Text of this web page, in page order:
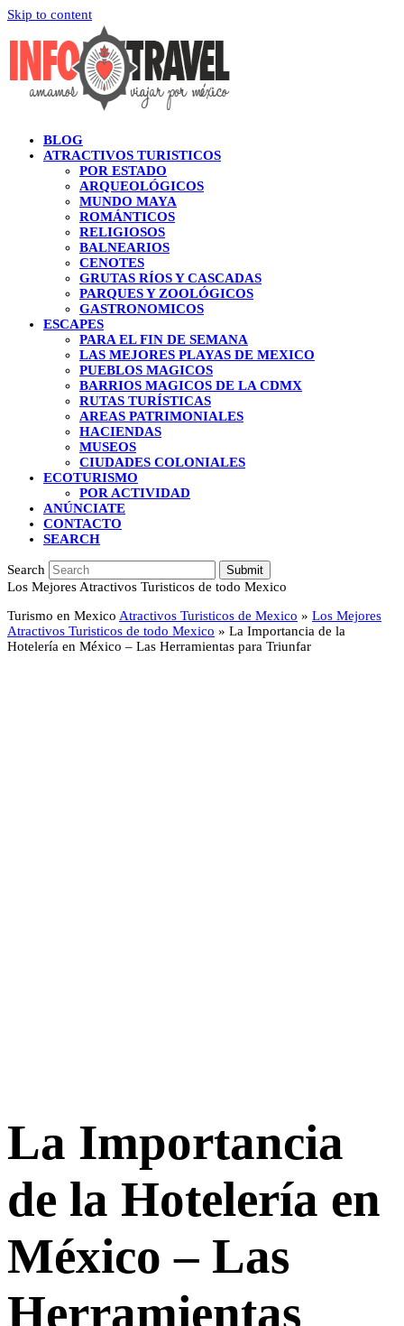
Skip to content
BLOG
ATRACTIVOS TURISTICOS
POR ESTADO
ARQUEOLÓGICOS
MUNDO MAYA
ROMÁNTICOS
RELIGIOSOS
BALNEARIOS
CENOTES
GRUTAS RÍOS Y CASCADAS
PARQUES Y ZOOLÓGICOS
GASTRONOMICOS
ESCAPES
PARA EL FIN DE SEMANA
LAS MEJORES PLAYAS DE MEXICO
PUEBLOS MAGICOS
BARRIOS MAGICOS DE LA CDMX
RUTAS TURÍSTICAS
AREAS PATRIMONIALES
HACIENDAS
MUSEOS
CIUDADES COLONIALES
ECOTURISMO
POR ACTIVIDAD
ANÚNCIATE
CONTACTO
SEARCH
Search Submit
Los Mejores Atractivos Turisticos de todo Mexico
Turismo en Mexico Atractivos Turisticos de Mexico » Los Mejores
Atractivos Turisticos de todo Mexico » La Importancia de la
Hotelería en México – Las Herramientas para Triunfar
La Importancia
de la Hotelería en
México – Las
Herramientas